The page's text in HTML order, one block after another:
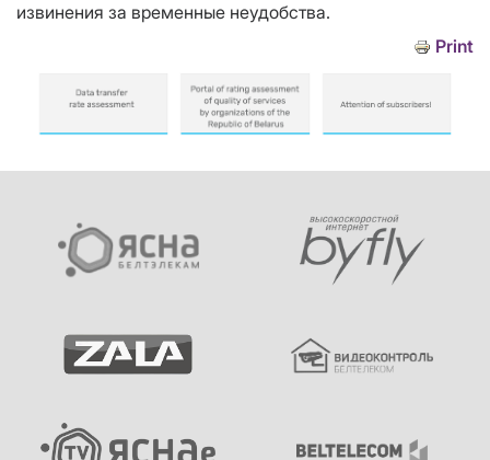
извинения за временные неудобства.
Print